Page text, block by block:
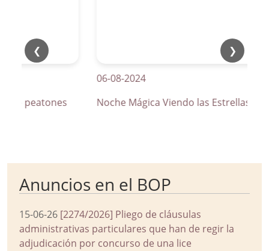
❮ ❯
de peatones
06-08-2024
Noche Mágica Viendo las Estrellas
Anuncios en el BOP
15-06-26 [2274/2026] Pliego de cláusulas
administrativas particulares que han de regir la
adjudicación por concurso de una lice